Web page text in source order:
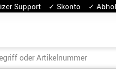
Support ✓ Skonto ✓
oder Artikelnummer